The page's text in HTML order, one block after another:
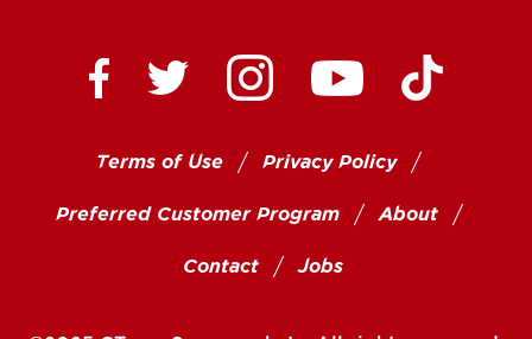
Ctown Supermarkets on Facebook
Ctown Supermarkets on
Ctown Supermarkets
Ctown Ctown
Terms of Use Privacy Policy
Preferred Customer Program About
Contact Jobs